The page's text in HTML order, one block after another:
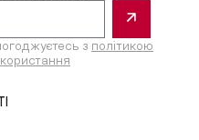
з політикою